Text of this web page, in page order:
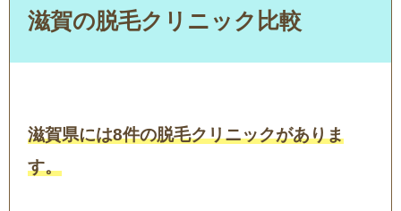
滋賀の脱毛クリニック比較
滋賀県には8件の脱毛クリニックがありま
す。